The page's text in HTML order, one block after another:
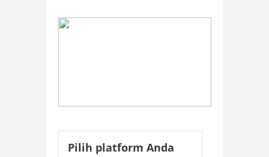
Pilih platform Anda